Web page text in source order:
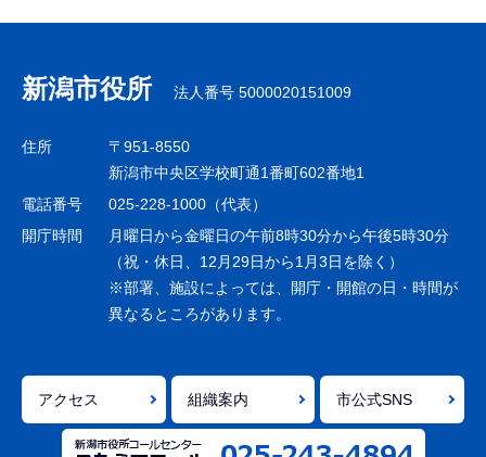
ナ
ビ
ゲ
シ
ョ
で
新潟市役所 法人番号 5000020151009
住所
〒951-8550
新潟市中央区学校町通1番町602番地1
電話番号
025-228-1000（代表）
開庁時間
月曜日から金曜日の午前8時30分から午後5時30分
（祝・休日、12月29日から1月3日を除く）
※部署、施設によっては、開庁・開館の日・時間が
異なるところがあります。
アクセス 組織案内 市公式SNS